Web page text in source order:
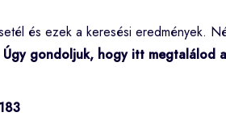
és ezek a keresési eredmények.
gondoljuk, hogy itt megtalálod